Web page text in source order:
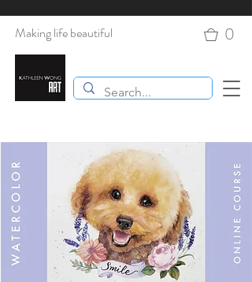
Making life beautiful 0